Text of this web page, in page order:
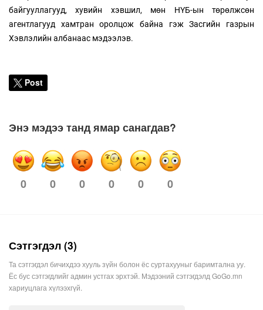
байгууллагууд, хувийн хэвшил, мөн НҮБ-ын төрөлжсөн
агентлагууд хамтран оролцож байна гэж Засгийн газрын
Хэвлэлийн албанаас мэдээлэв.
Post
Энэ мэдээ танд ямар санагдав?
0 0 0 0 0 0
Сэтгэгдэл (3)
Та сэтгэгдэл бичихдээ хууль зүйн болон ёс суртахууныг баримтална уу.
Ёс бус сэтгэгдлийг админ устгах эрхтэй. Мэдээний сэтгэгдэлд GoGo.mn
хариуцлага хүлээхгүй.